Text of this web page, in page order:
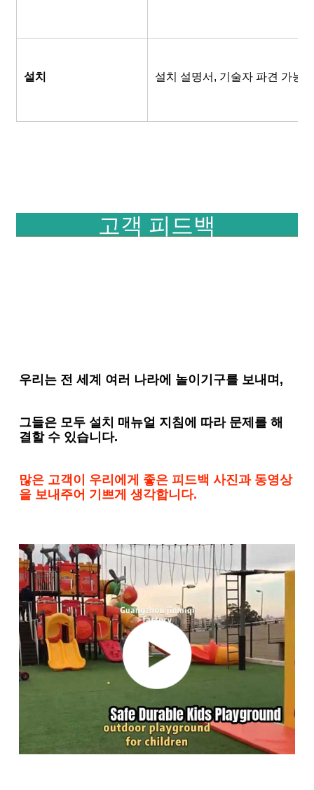
설치 설치 설명서, 기술자 파견 가능
고객 피드백
우리는 전 세계 여러 나라에 놀이기구를 보내며,
그들은 모두 설치 매뉴얼 지침에 따라 문제를 해
결할 수 있습니다.
많은 고객이 우리에게 좋은 피드백 사진과 동영상
을 보내주어 기쁘게 생각합니다.